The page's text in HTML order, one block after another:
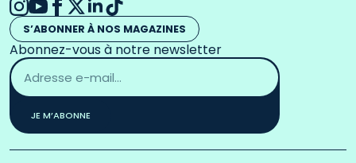
S’ABONNER À NOS MAGAZINES
Abonnez-vous à notre newsletter
Adresse
email
*
JE M’ABONNE